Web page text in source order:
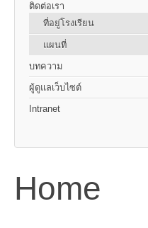
ติดต่อเรา
ที่อยู่โรงเรียน
แผนที่
บทความ
ผู้ดูแลเว็บไซต์
Intranet
Home